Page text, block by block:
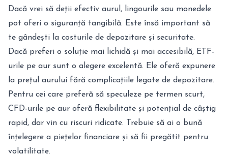
Dacă vrei să deții efectiv aurul, lingourile sau monedele
pot oferi o siguranță tangibilă. Este însă important să
te gândești la costurile de depozitare și securitate.
Dacă preferi o soluție mai lichidă și mai accesibilă, ETF-
urile pe aur sunt o alegere excelentă. Ele oferă expunere
la prețul aurului fără complicațiile legate de depozitare.
Pentru cei care preferă să speculeze pe termen scurt,
CFD-urile pe aur oferă flexibilitate și potențial de câștig
rapid, dar vin cu riscuri ridicate. Trebuie să ai o bună
înțelegere a piețelor financiare și să fii pregătit pentru
volatilitate.